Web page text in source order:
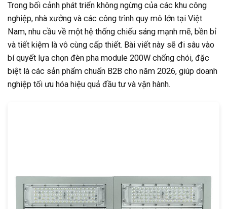
Trong bối cảnh phát triển không ngừng của các khu công
nghiệp, nhà xưởng và các công trình quy mô lớn tại Việt
Nam, nhu cầu về một hệ thống chiếu sáng mạnh mẽ, bền bỉ
và tiết kiệm là vô cùng cấp thiết. Bài viết này sẽ đi sâu vào
bí quyết lựa chọn đèn pha module 200W chống chói, đặc
biệt là các sản phẩm chuẩn B2B cho năm 2026, giúp doanh
nghiệp tối ưu hóa hiệu quả đầu tư và vận hành.